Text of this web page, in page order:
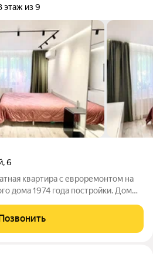
этаж из 9
,6
квартира с евроремонтом на
дома 1974 года постройки. Дом
современным евроремонтом, в